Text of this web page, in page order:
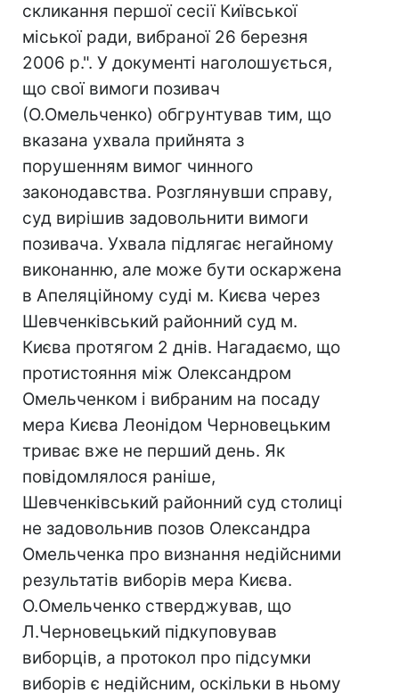
скликання першої сесії Київської
міської ради, вибраної 26 березня
2006 р.". У документі наголошується,
що свої вимоги позивач
(О.Омельченко) обгрунтував тим, що
вказана ухвала прийнята з
порушенням вимог чинного
законодавства. Розглянувши справу,
суд вирішив задовольнити вимоги
позивача. Ухвала підлягає негайному
виконанню, але може бути оскаржена
в Апеляційному суді м. Києва через
Шевченківський районний суд м.
Києва протягом 2 днів. Нагадаємо, що
протистояння між Олександром
Омельченком і вибраним на посаду
мера Києва Леонідом Черновецьким
триває вже не перший день. Як
повідомлялося раніше,
Шевченківський районний суд столиці
не задовольнив позов Олександра
Омельченка про визнання недійсними
результатів виборів мера Києва.
О.Омельченко стверджував, що
Л.Черновецький підкуповував
виборців, а протокол про підсумки
виборів є недійсним, оскільки в ньому